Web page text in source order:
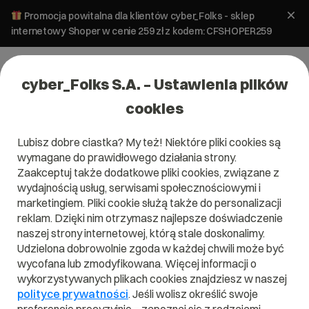
Promocja powitalna dla klientów cyber_Folks - sklep
internetowy Shoper w cenie 259 zł z kodem: CFSHOPER259
cyber_Folks S.A. – Ustawienia plików
cookies
Lubisz dobre ciastka? My też! Niektóre pliki cookies są
wymagane do prawidłowego działania strony.
Zaakceptuj także dodatkowe pliki cookies, związane z
wydajnością usług, serwisami społecznościowymi i
marketingiem. Pliki cookie służą także do personalizacji
reklam. Dzięki nim otrzymasz najlepsze doświadczenie
naszej strony internetowej, którą stale doskonalimy.
Udzielona dobrowolnie zgoda w każdej chwili może być
wycofana lub zmodyfikowana. Więcej informacji o
wykorzystywanych plikach cookies znajdziesz w naszej
polityce prywatności. Jeśli wolisz określić swoje